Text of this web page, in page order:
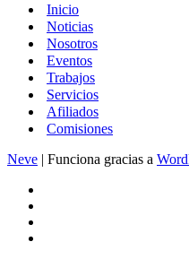
Inicio
Noticias
Nosotros
Eventos
Trabajos
Servicios
Afiliados
Comisiones
Neve | Funciona gracias a